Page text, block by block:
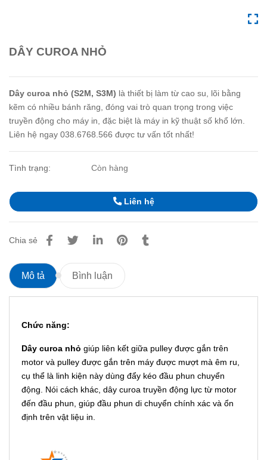
DÂY CUROA NHỎ
Dây curoa nhỏ (S2M, S3M) là thiết bị làm từ cao su, lõi bằng
kẽm có nhiều bánh răng, đóng vai trò quan trọng trong việc
truyền động cho máy in, đặc biệt là máy in kỹ thuật số khổ lớn.
Liên hệ ngay 038.6768.566 được tư vấn tốt nhất!
Tình trạng: Còn hàng
Liên hệ
Chia sẻ
Mô tả Bình luận
Chức năng:
Dây curoa nhỏ giúp liên kết giữa pulley được gắn trên
motor và pulley được gắn trên máy được mượt mà êm ru,
cụ thể là linh kiện này dùng đẩy kéo đầu phun chuyển
động. Nói cách khác, dây curoa truyền động lực từ motor
đến đầu phun, giúp đầu phun di chuyển chính xác và ổn
định trên vật liệu in.